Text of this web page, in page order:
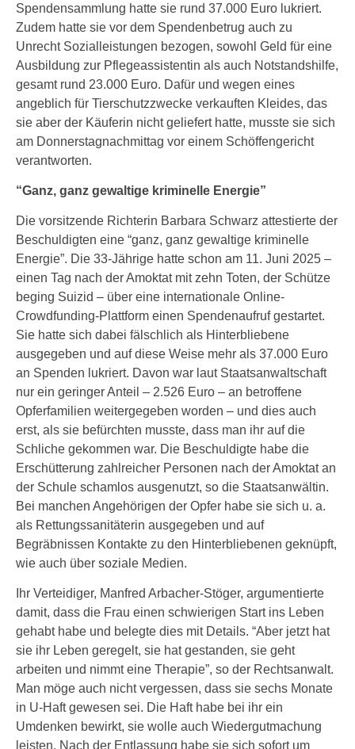
Spendensammlung hatte sie rund 37.000 Euro lukriert.
Zudem hatte sie vor dem Spendenbetrug auch zu
Unrecht Sozialleistungen bezogen, sowohl Geld für eine
Ausbildung zur Pflegeassistentin als auch Notstandshilfe,
gesamt rund 23.000 Euro. Dafür und wegen eines
angeblich für Tierschutzzwecke verkauften Kleides, das
sie aber der Käuferin nicht geliefert hatte, musste sie sich
am Donnerstagnachmittag vor einem Schöffengericht
verantworten.
“Ganz, ganz gewaltige kriminelle Energie”
Die vorsitzende Richterin Barbara Schwarz attestierte der
Beschuldigten eine “ganz, ganz gewaltige kriminelle
Energie”. Die 33-Jährige hatte schon am 11. Juni 2025 –
einen Tag nach der Amoktat mit zehn Toten, der Schütze
beging Suizid – über eine internationale Online-
Crowdfunding-Plattform einen Spendenaufruf gestartet.
Sie hatte sich dabei fälschlich als Hinterbliebene
ausgegeben und auf diese Weise mehr als 37.000 Euro
an Spenden lukriert. Davon war laut Staatsanwaltschaft
nur ein geringer Anteil – 2.526 Euro – an betroffene
Opferfamilien weitergegeben worden – und dies auch
erst, als sie befürchten musste, dass man ihr auf die
Schliche gekommen war. Die Beschuldigte habe die
Erschütterung zahlreicher Personen nach der Amoktat an
der Schule schamlos ausgenutzt, so die Staatsanwältin.
Bei manchen Angehörigen der Opfer habe sie sich u. a.
als Rettungssanitäterin ausgegeben und auf
Begräbnissen Kontakte zu den Hinterbliebenen geknüpft,
wie auch über soziale Medien.
Ihr Verteidiger, Manfred Arbacher-Stöger, argumentierte
damit, dass die Frau einen schwierigen Start ins Leben
gehabt habe und belegte dies mit Details. “Aber jetzt hat
sie ihr Leben geregelt, sie hat gestanden, sie geht
arbeiten und nimmt eine Therapie”, so der Rechtsanwalt.
Man möge auch nicht vergessen, dass sie sechs Monate
in U-Haft gewesen sei. Die Haft habe bei ihr ein
Umdenken bewirkt, sie wolle auch Wiedergutmachung
leisten. Nach der Entlassung habe sie sich sofort um